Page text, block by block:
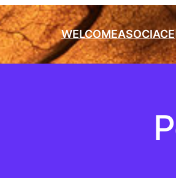
WELCOMEASOCIACE